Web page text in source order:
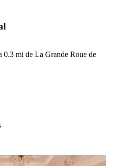
0.3 mi de La Grande Roue de